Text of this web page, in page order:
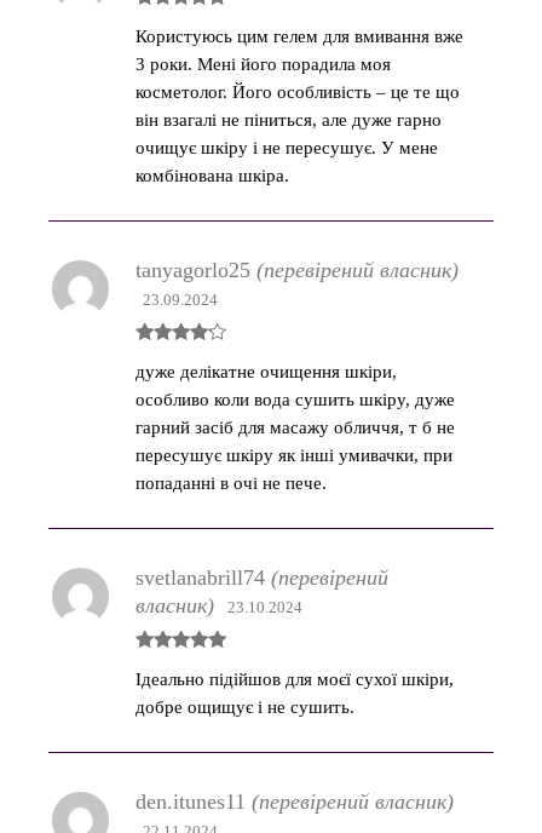
5з 5
Користуюсь цим гелем для вмивання вже
3 роки. Мені його порадила моя
косметолог. Його особливість – це те що
він взагалі не піниться, але дуже гарно
очищує шкіру і не пересушує. У мене
комбінована шкіра.
в4з 5
tanyagorlo25 (перевірений власник)
23.09.2024
дуже делікатне очищення шкіри,
особливо коли вода сушить шкіру, дуже
гарний засіб для масажу обличчя, т б не
пересушує шкіру як інші умивачки, при
попаданні в очі не пече.
5з 5
svetlanabrill74 (перевірений
власник)
23.10.2024
Ідеально підійшов для моєї сухої шкіри,
добре ощищує і не сушить.
den.itunes11 (перевірений власник)